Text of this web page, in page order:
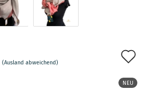
(Ausland abweichend)
NEU